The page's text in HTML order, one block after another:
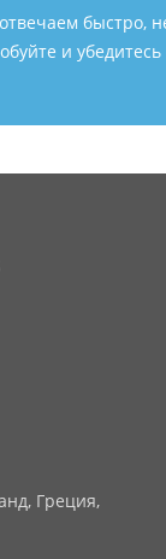
быстро,
и
Греция,